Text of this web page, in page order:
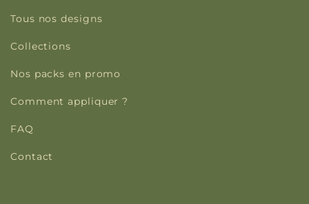
Tous nos designs
Collections
Nos packs en promo
Comment appliquer ?
FAQ
Contact